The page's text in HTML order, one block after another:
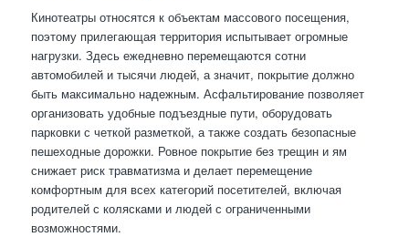
Кинотеатры относятся к объектам массового посещения,
поэтому прилегающая территория испытывает огромные
нагрузки. Здесь ежедневно перемещаются сотни
автомобилей и тысячи людей, а значит, покрытие должно
быть максимально надежным. Асфальтирование позволяет
организовать удобные подъездные пути, оборудовать
парковки с четкой разметкой, а также создать безопасные
пешеходные дорожки. Ровное покрытие без трещин и ям
снижает риск травматизма и делает перемещение
комфортным для всех категорий посетителей, включая
родителей с колясками и людей с ограниченными
возможностями.